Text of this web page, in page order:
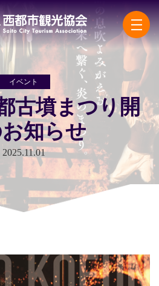
一般
イベント
古墳まつり開
知らせ
2025.11.01